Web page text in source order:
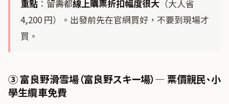
重點 ：留壽都線上購票折扣幅度很大 （大人省
4,200 円）。出發前先在官網買好，不要到現場才
買。
③ 富良野滑雪場（富良野スキー場）— 票價親民、小
學生纜車免費